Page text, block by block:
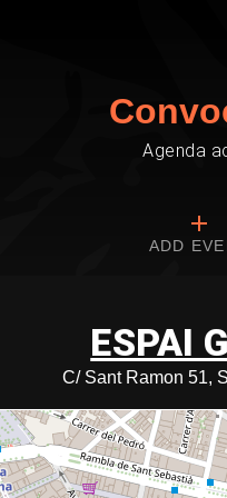
Agenda
ADD
ESPAI
C/ Sant Ramon 51,